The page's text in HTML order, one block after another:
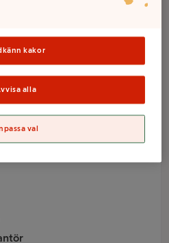
3,5%
kakor
alla
val